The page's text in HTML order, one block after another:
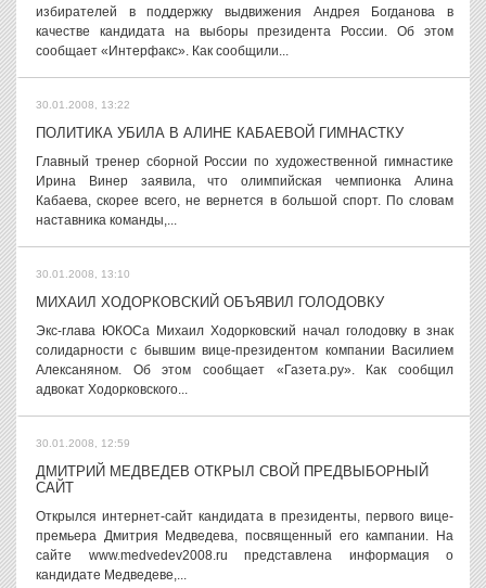
избирателей в поддержку выдвижения Андрея Богданова в
качестве кандидата на выборы президента России. Об этом
сообщает «Интерфакс». Как сообщили...
30.01.2008, 13:22
ПОЛИТИКА УБИЛА В АЛИНЕ КАБАЕВОЙ ГИМНАСТКУ
Главный тренер сборной России по художественной гимнастике
Ирина Винер заявила, что олимпийская чемпионка Алина
Кабаева, скорее всего, не вернется в большой спорт. По словам
наставника команды,...
30.01.2008, 13:10
МИХАИЛ ХОДОРКОВСКИЙ ОБЪЯВИЛ ГОЛОДОВКУ
Экс-глава ЮКОСа Михаил Ходорковский начал голодовку в знак
солидарности с бывшим вице-президентом компании Василием
Алексаняном. Об этом сообщает «Газета.ру». Как сообщил
адвокат Ходорковского...
30.01.2008, 12:59
ДМИТРИЙ МЕДВЕДЕВ ОТКРЫЛ СВОЙ ПРЕДВЫБОРНЫЙ
САЙТ
Открылся интернет-сайт кандидата в президенты, первого вице-
премьера Дмитрия Медведева, посвященный его кампании. На
сайте www.medvedev2008.ru представлена информация о
кандидате Медведеве,...